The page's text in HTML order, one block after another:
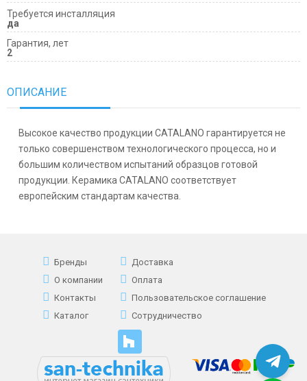
Требуется инсталляция
да
Гарантия, лет
2
ОПИСАНИЕ
Высокое качество продукции CATALANO гарантируется не
только совершенством технологического процесса, но и
большим количеством испытаний образцов готовой
продукции. Керамика CATALANO соответствует
европейским стандартам качества.
Бренды
О компании
Контакты
Каталог
Доставка
Оплата
Пользовательское соглашение
Сотрудничество